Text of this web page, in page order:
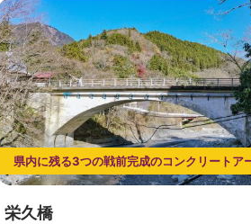
県内に残る3つの戦前完成のコンクリートア
栄久橋